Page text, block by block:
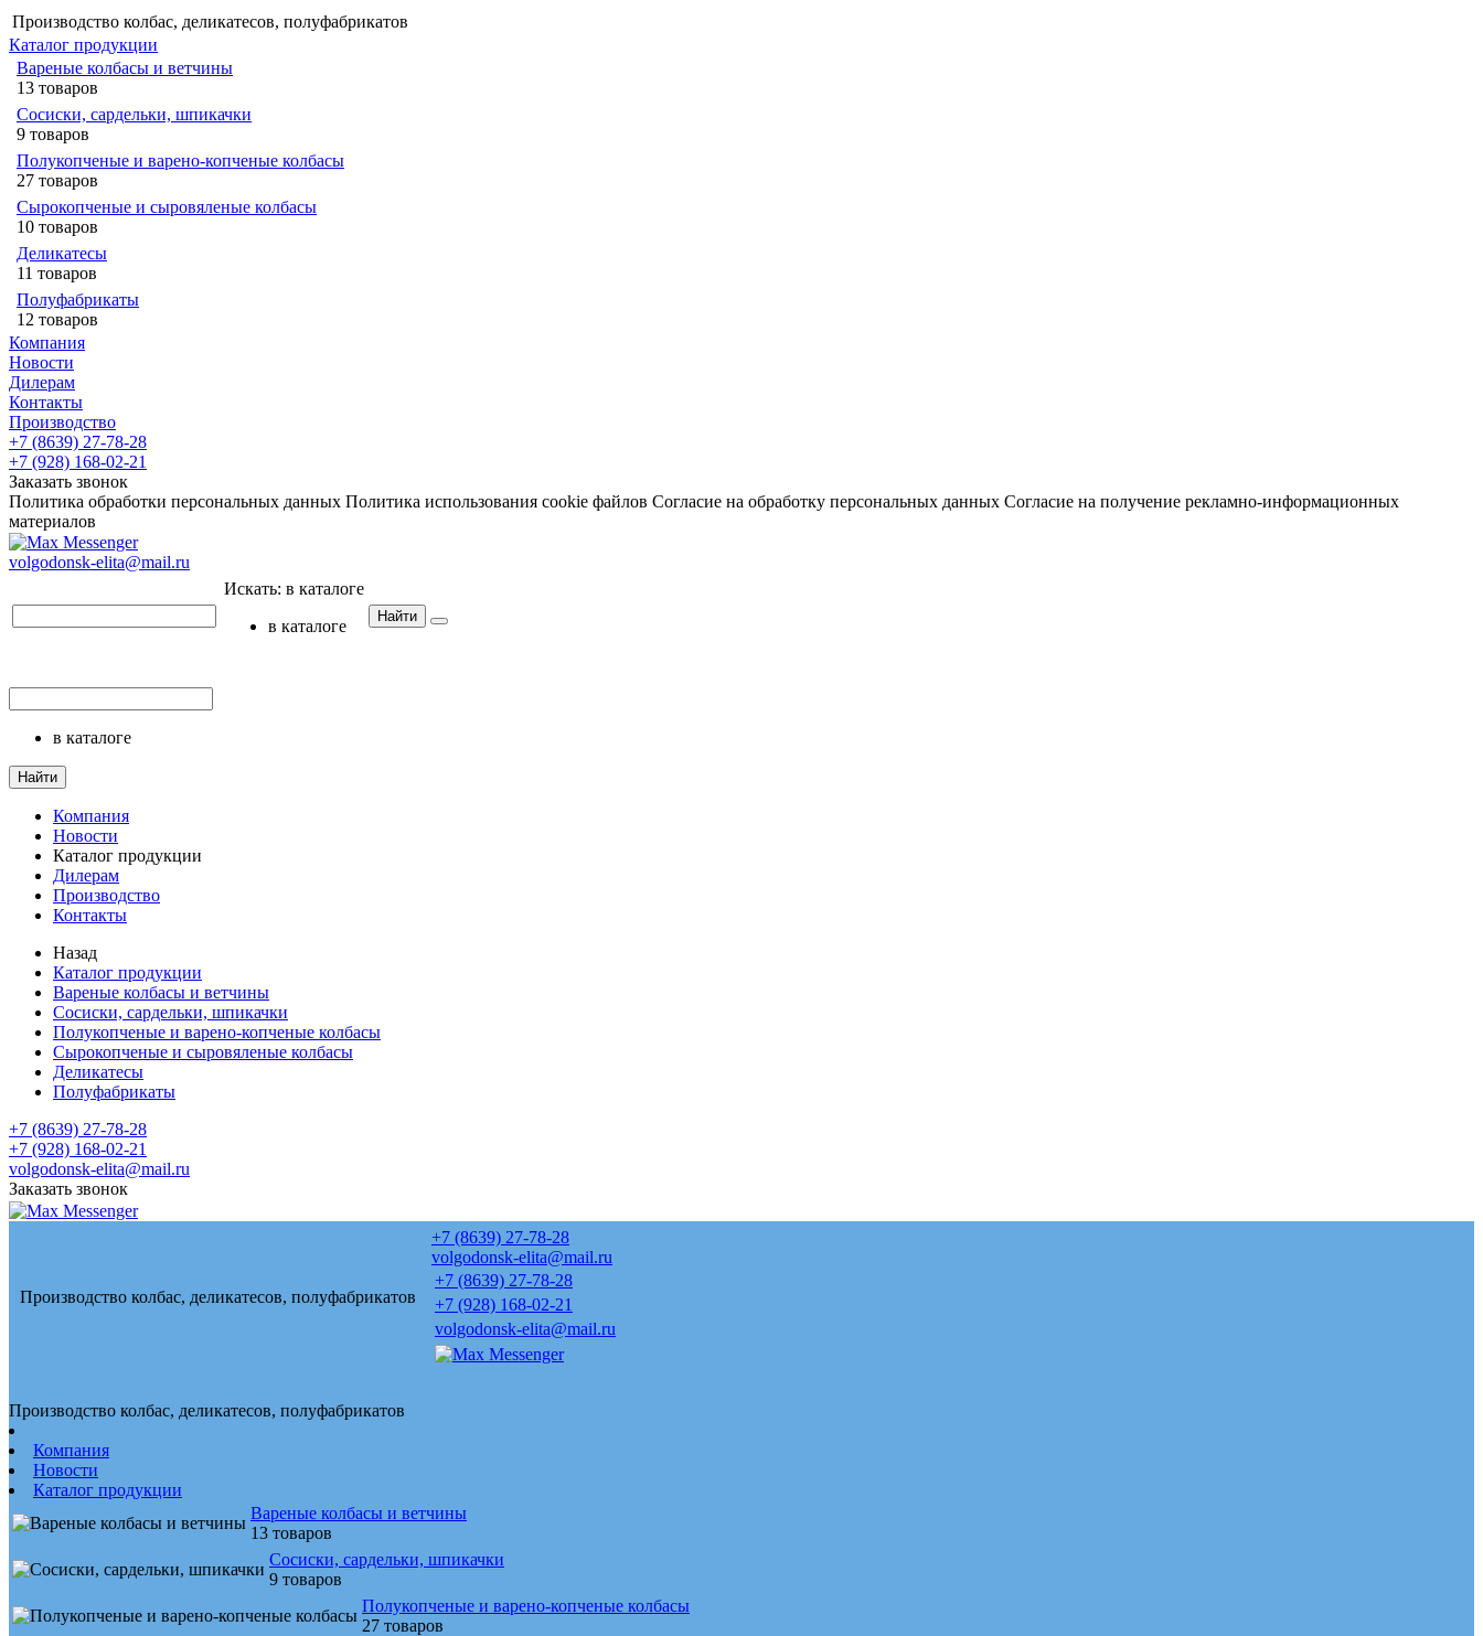
Производство колбас, деликатесов, полуфабрикатов
Каталог продукции
Вареные колбасы и ветчины
13 товаров
Сосиски, сардельки, шпикачки
9 товаров
Полукопченые и варено-копченые колбасы
27 товаров
Сырокопченые и сыровяленые колбасы
10 товаров
Деликатесы
11 товаров
Полуфабрикаты
12 товаров
Компания
Новости
Дилерам
Контакты
Производство
+7 (8639) 27-78-28
+7 (928) 168-02-21
Заказать звонок
Политика обработки персональных данных Политика использования cookie файлов Согласие на обработку персональных данных Согласие на получение рекламно-информационных
материалов
volgodonsk-elita@mail.ru
Искать: в каталоге
в каталоге
Найти
в каталоге
Найти
Компания
Новости
Каталог продукции
Дилерам
Производство
Контакты
Назад
Каталог продукции
Вареные колбасы и ветчины
Сосиски, сардельки, шпикачки
Полукопченые и варено-копченые колбасы
Сырокопченые и сыровяленые колбасы
Деликатесы
Полуфабрикаты
+7 (8639) 27-78-28
+7 (928) 168-02-21
volgodonsk-elita@mail.ru
Заказать звонок
Производство колбас, деликатесов, полуфабрикатов
+7 (8639) 27-78-28
volgodonsk-elita@mail.ru
+7 (8639) 27-78-28
+7 (928) 168-02-21
volgodonsk-elita@mail.ru
Производство колбас, деликатесов, полуфабрикатов
Компания
Новости
Каталог продукции
Вареные колбасы и ветчины
13 товаров
Сосиски, сардельки, шпикачки
9 товаров
Полукопченые и варено-копченые колбасы
27 товаров